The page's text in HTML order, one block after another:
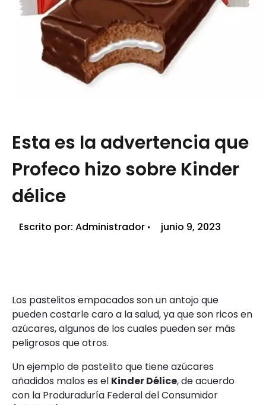
Esta es la advertencia que
Profeco hizo sobre Kinder
délice
Escrito por: Administrador junio 9, 2023
Los pastelitos empacados son un antojo que
pueden costarle caro a la salud, ya que son ricos en
azúcares, algunos de los cuales pueden ser más
peligrosos que otros.
Un ejemplo de pastelito que tiene azúcares
añadidos malos es el Kinder Délice, de acuerdo
con la Produraduría Federal del Consumidor